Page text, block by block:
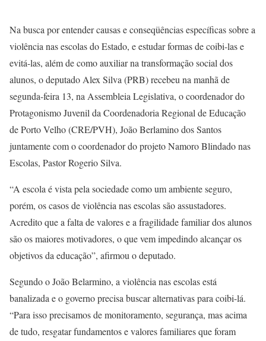
Na busca por entender causas e conseqüências específicas sobre a
violência nas escolas do Estado, e estudar formas de coibi-las e
evitá-las, além de como auxiliar na transformação social dos
alunos, o deputado Alex Silva (PRB) recebeu na manhã de
segunda-feira 13, na Assembleia Legislativa, o coordenador do
Protagonismo Juvenil da Coordenadoria Regional de Educação
de Porto Velho (CRE/PVH), João Berlamino dos Santos
juntamente com o coordenador do projeto Namoro Blindado nas
Escolas, Pastor Rogerio Silva.
“A escola é vista pela sociedade como um ambiente seguro,
porém, os casos de violência nas escolas são assustadores.
Acredito que a falta de valores e a fragilidade familiar dos alunos
são os maiores motivadores, o que vem impedindo alcançar os
objetivos da educação”, afirmou o deputado.
Segundo o João Belarmino, a violência nas escolas está
banalizada e o governo precisa buscar alternativas para coibi-lá.
“Para isso precisamos de monitoramento, segurança, mas acima
de tudo, resgatar fundamentos e valores familiares que foram